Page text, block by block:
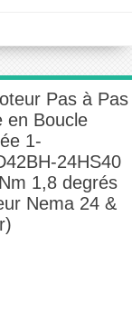
24 & Driver)
Pas à Pas
en Boucle
1-
24HS40
1,8 degrés
Nema 24 &